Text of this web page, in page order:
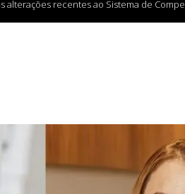
recentes ao Sistema de